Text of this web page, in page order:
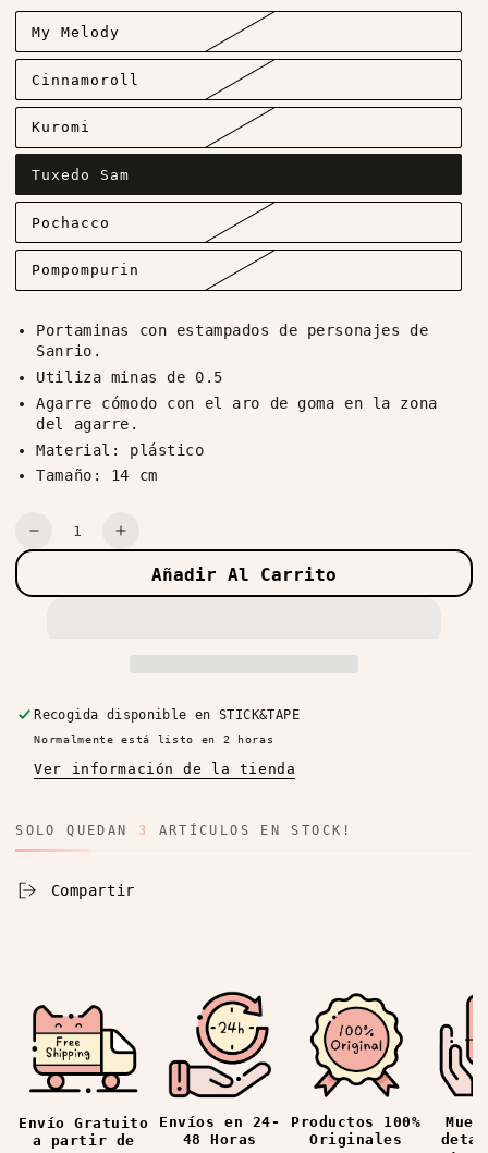
My Melody
Cinnamoroll
Kuromi
Tuxedo Sam
Pochacco
Pompompurin
Portaminas con estampados de personajes de
Sanrio.
Utiliza minas de 0.5
Agarre cómodo con el aro de goma en la zona
del agarre.
Material: plástico
Tamaño: 14 cm
Cantidad
Reducir
Aumentar
para
Shop
Añadir Al Carrito
Recogida disponible enSTICK&TAPE
Normalmente está listo en 2 horas
Ver información de la tienda
SOLO QUEDAN 3 ARTÍCULOS EN STOCK!
Compartir
Envío Gratuito
a partir de
Envíos en 24-
48 Horas
Productos 100%
Originales